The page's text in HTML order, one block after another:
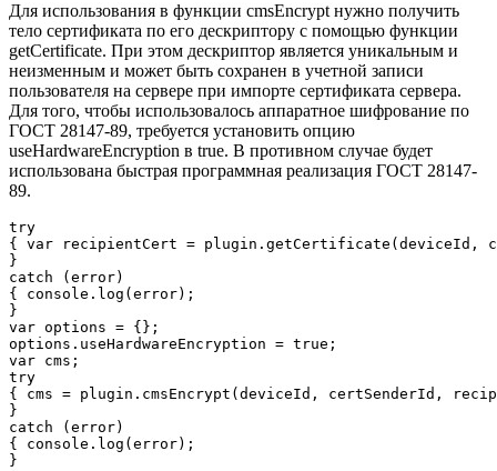
Для использования в функции cmsEncrypt нужно получить
тело сертификата по его дескриптору с помощью функции
getCertificate. При этом дескриптор является уникальным и
неизменным и может быть сохранен в учетной записи
пользователя на сервере при импорте сертификата сервера.
Для того, чтобы использовалось аппаратное шифрование по
ГОСТ 28147-89, требуется установить опцию
useHardwareEncryption в true. В противном случае будет
использована быстрая программная реализация ГОСТ 28147-
89.
try
{ var recipientCert = plugin.getCertificate(deviceId,
}
catch (error)
{ console.log(error);
}
var options = {};
options.useHardwareEncryption = true;
var cms;
try
{ cms = plugin.cmsEncrypt(deviceId, certSenderId,
}
catch (error)
{ console.log(error);
}